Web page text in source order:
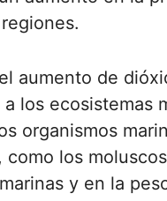
aumento de
los ecosistemas
organismos
los
y en la